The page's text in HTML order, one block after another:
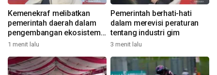
Kemenekraf melibatkan
pemerintah daerah dalam
pengembangan ekosistem
gim
1 menit lalu
Pemerintah berhati-hati
dalam merevisi peraturan
tentang industri gim
3 menit lalu